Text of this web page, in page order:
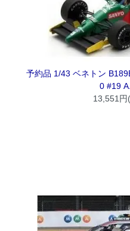
予約品 1/43 ベネトン
0 #19
13,551円